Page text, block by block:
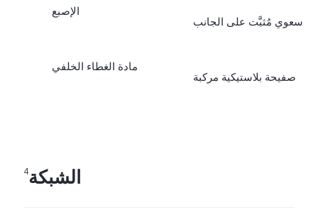
الإصبع
سعوي مُثبَّت على الجانب
مادة الغطاء الخلفي
صفيحة بلاستيكية مركبة
الشبكة4